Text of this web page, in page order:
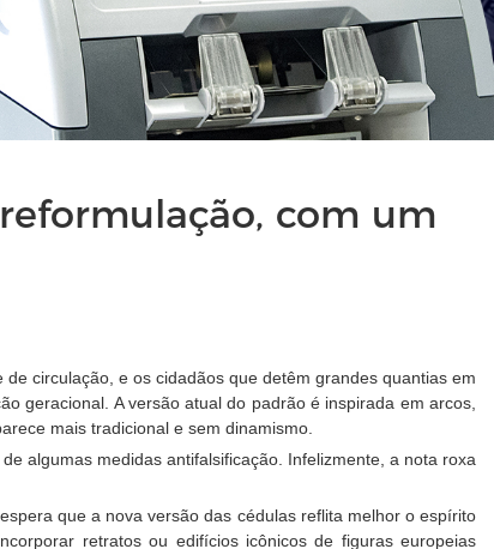
com um
circulação, e os cidadãos que detêm grandes quantias em
geracional. A versão atual do padrão é inspirada em arcos,
mais tradicional e sem dinamismo.
algumas medidas antifalsificação. Infelizmente, a nota roxa
que a nova versão das cédulas reflita melhor o espírito
retratos ou edifícios icônicos de figuras europeias